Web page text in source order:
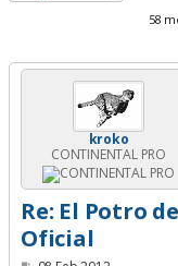
58
kroko
CONTINENTAL PRO
Re: El Potro
Oficial